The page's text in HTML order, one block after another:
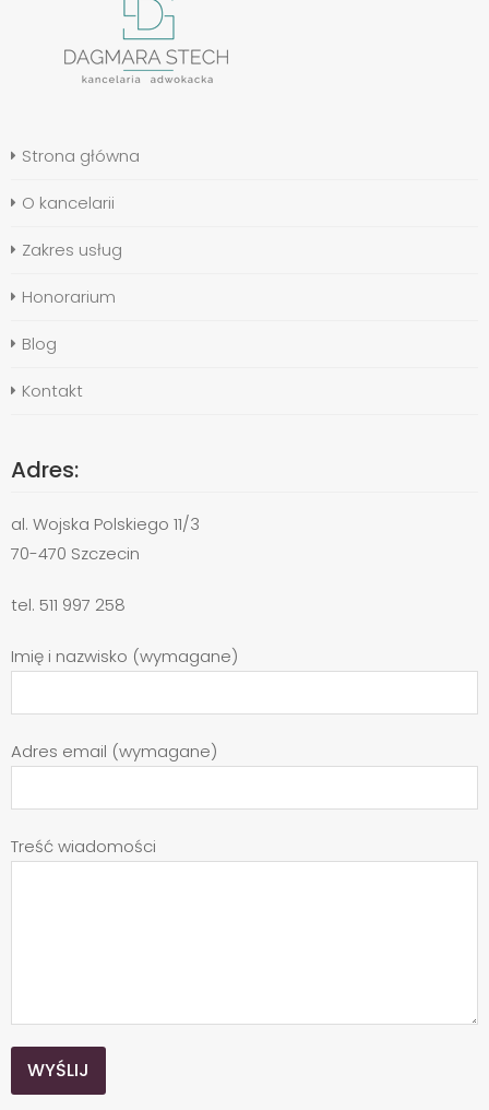
Strona główna
O kancelarii
Zakres usług
Honorarium
Blog
Kontakt
Adres:
al. Wojska Polskiego 11/3
70-470 Szczecin
tel. 511 997 258
Imię i nazwisko (wymagane)
Adres email (wymagane)
Treść wiadomości